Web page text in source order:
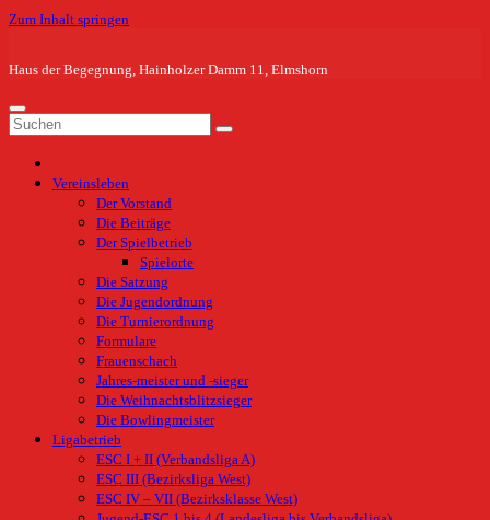
Zum Inhalt springen
Haus der Begegnung, Hainholzer Damm 11, Elmshorn
Vereinsleben
Der Vorstand
Die Beiträge
Der Spielbetrieb
Spielorte
Die Satzung
Die Jugendordnung
Die Turnierordnung
Formulare
Frauenschach
Jahres-meister und -sieger
Die Weihnachtsblitzsieger
Die Bowlingmeister
Ligabetrieb
ESC I + II (Verbandsliga A)
ESC III (Bezirksliga West)
ESC IV – VII (Bezirksklasse West)